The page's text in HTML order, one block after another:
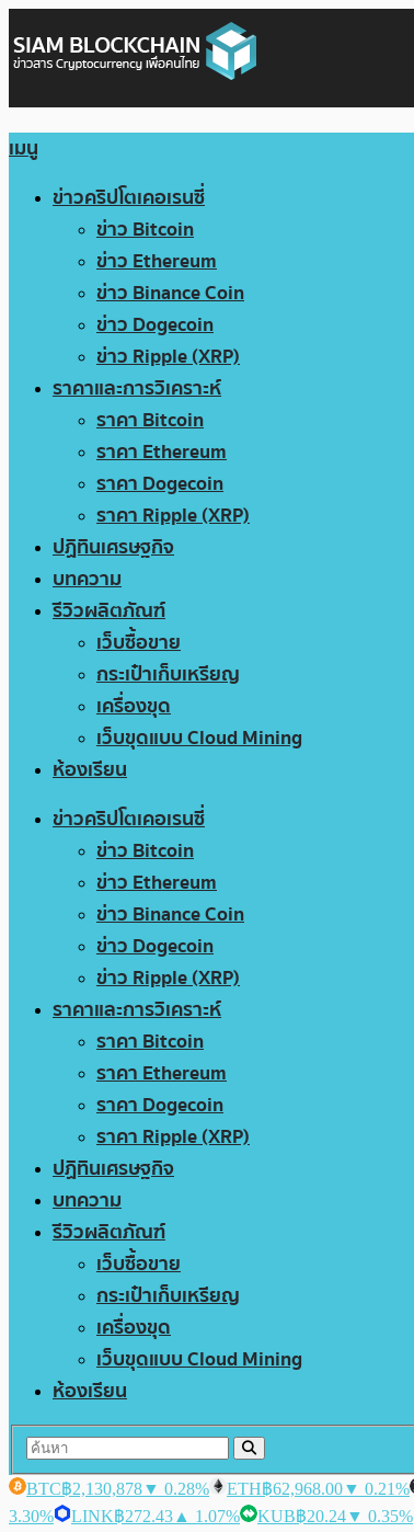
เมนู
ข่าวคริปโตเคอเรนซี่
ข่าว Bitcoin
ข่าว Ethereum
ข่าว Binance Coin
ข่าว Dogecoin
ข่าว Ripple (XRP)
ราคาและการวิเคราะห์
ราคา Bitcoin
ราคา Ethereum
ราคา Dogecoin
ราคา Ripple (XRP)
ปฏิทินเศรษฐกิจ
บทความ
รีวิวผลิตภัณฑ์
เว็บซื้อขาย
กระเป๋าเก็บเหรียญ
เครื่องขุด
เว็บขุดแบบ Cloud Mining
ห้องเรียน
ข่าวคริปโตเคอเรนซี่
ข่าว Bitcoin
ข่าว Ethereum
ข่าว Binance Coin
ข่าว Dogecoin
ข่าว Ripple (XRP)
ราคาและการวิเคราะห์
ราคา Bitcoin
ราคา Ethereum
ราคา Dogecoin
ราคา Ripple (XRP)
ปฏิทินเศรษฐกิจ
บทความ
รีวิวผลิตภัณฑ์
เว็บซื้อขาย
กระเป๋าเก็บเหรียญ
เครื่องขุด
เว็บขุดแบบ Cloud Mining
ห้องเรียน
BTC฿2,130,878▼ 0.28% ETH฿62,968.00▼ 0.21%
3.30%
LINK฿272.43 ▲ 1.07% KUB฿20.24▼ 0.35%